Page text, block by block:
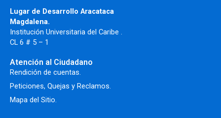
Lugar de Desarrollo Aracataca
Magdalena.
Institución Universitaria del Caribe .
CL 6 # 5 – 1
Atención al Ciudadano
Rendición de cuentas.
Peticiones, Quejas y Reclamos.
Mapa del Sitio.